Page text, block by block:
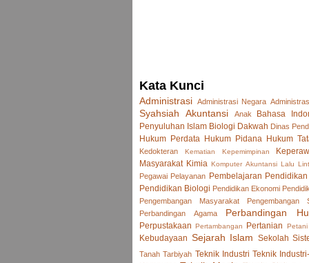
Kata Kunci
Administrasi Administrasi Negara
Syahsiah
Akuntansi Anak Bahasa
Penyuluhan Islam Biologi Dakwah Dinas
Hukum Perdata Hukum Pidana Hukum
Kedokteran
Kematian Kepemimpinan
Masyarakat Kimia Komputer Akuntansi Lalu
Pegawai Pelayanan Pembelajaran
Pendidikan Biologi Pendidikan Ekonomi
Pengembangan Masyarakat Pengembangan
Perbandingan Agama Perbandingan
Perpustakaan Pertambangan Pertanian Petani
Kebudayaan Sejarah Islam Sekolah
Tanah Tarbiyah Teknik Industri Teknik